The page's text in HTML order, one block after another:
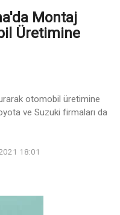
Montaj
Üretimine
otomobil üretimine
ve Suzuki firmaları da
18:01